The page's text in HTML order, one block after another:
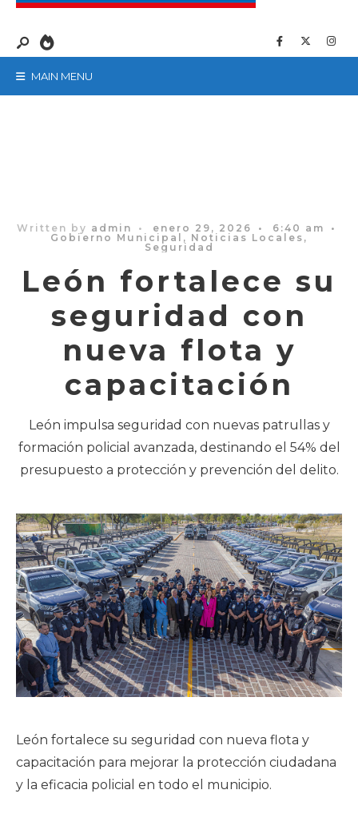
MAIN MENU
Written by admin • enero 29, 2026 • 6:40 am
•
Gobierno Municipal , Noticias Locales ,
Seguridad
León fortalece su
seguridad con
nueva flota y
capacitación
León impulsa seguridad con nuevas patrullas y
formación policial avanzada, destinando el 54% del
presupuesto a protección y prevención del delito.
León fortalece su seguridad con nueva flota y
capacitación para mejorar la protección ciudadana
y la eficacia policial en todo el municipio.